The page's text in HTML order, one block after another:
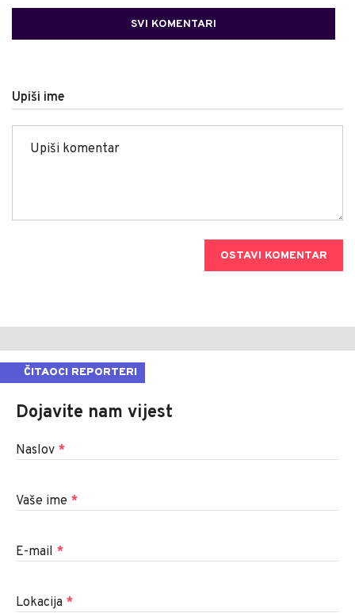
SVI KOMENTARI
Upiši ime
OSTAVI KOMENTAR
ČITAOCI REPORTERI
Dojavite nam vijest
Naslov *
Vaše ime *
E-mail *
Lokacija *